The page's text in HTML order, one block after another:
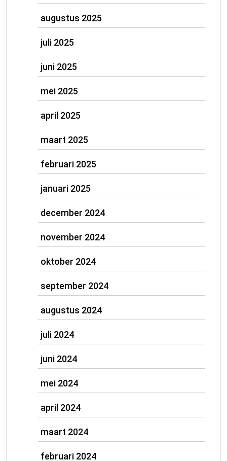
augustus 2025
juli 2025
juni 2025
mei 2025
april 2025
maart 2025
februari 2025
januari 2025
december 2024
november 2024
oktober 2024
september 2024
augustus 2024
juli 2024
juni 2024
mei 2024
april 2024
maart 2024
februari 2024